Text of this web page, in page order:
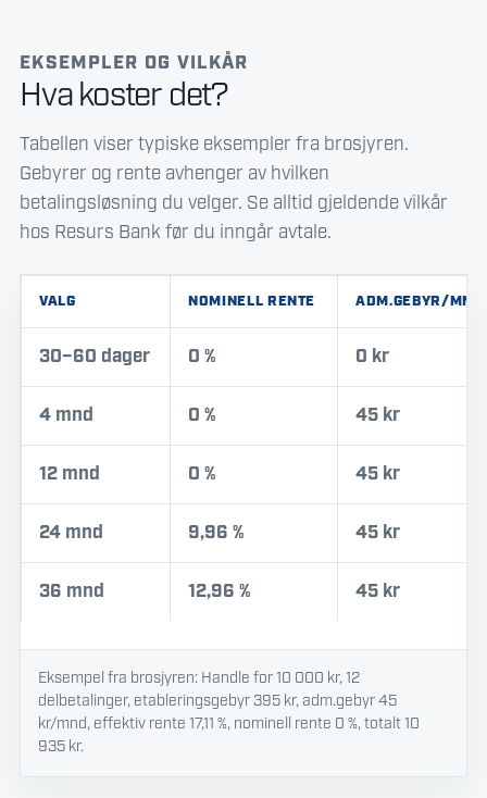
EKSEMPLER OG VILKÅR
Hva koster det?
Tabellen viser typiske eksempler fra brosjyren.
Gebyrer og rente avhenger av hvilken
betalingsløsning du velger. Se alltid gjeldende vilkår
hos Resurs Bank før du inngår avtale.
VALG NOMINELL RENTE ADM.GEBYR/MND
30–60 dager 0 % 0 kr
4 mnd 0 % 45 kr
12 mnd 0 % 45 kr
24 mnd 9,96 % 45 kr
36 mnd 12,96 % 45 kr
Eksempel fra brosjyren: Handle for 10 000 kr, 12
delbetalinger, etableringsgebyr 395 kr, adm.gebyr 45
kr/mnd, effektiv rente 17,11 %, nominell rente 0 %, totalt 10
935 kr.